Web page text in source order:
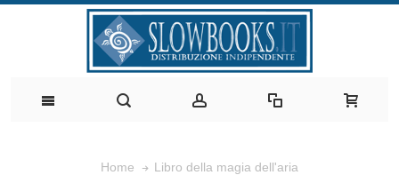
Home Libro della magia dell'aria